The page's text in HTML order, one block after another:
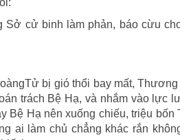
Sở cử binh làm phản, báo cừu
bị gió thổi bay mất,
trách Bệ Hạ, và nhắm vào
Bệ Hạ nên xuống chiếu, triệu
ai làm chủ chẳng khác rắn